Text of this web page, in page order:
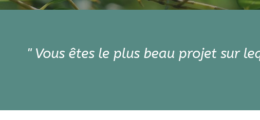
" Vous êtes le plus beau projet sur